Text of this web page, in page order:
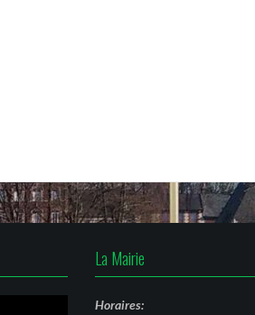
La Mairie
Horaires: